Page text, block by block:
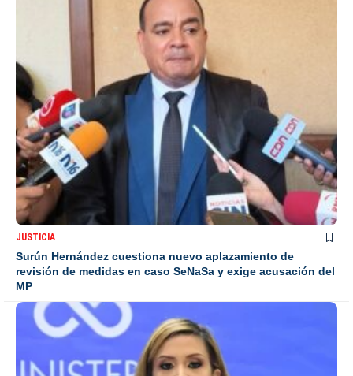
JUSTICIA
Surún Hernández cuestiona nuevo aplazamiento de
revisión de medidas en caso SeNaSa y exige acusación del
MP